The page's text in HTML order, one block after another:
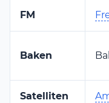
FM
Baken
Satelliten